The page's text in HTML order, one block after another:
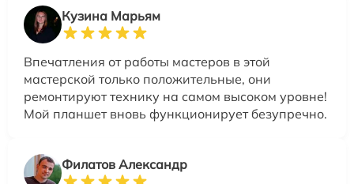
Кузина Марьям
Впечатления от работы мастеров в этой
мастерской только положительные, они
ремонтируют технику на самом высоком уровне!
Мой планшет вновь функционирует безупречно.
Филатов Александр